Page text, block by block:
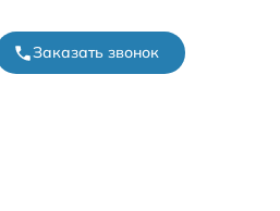
Заказать звонок